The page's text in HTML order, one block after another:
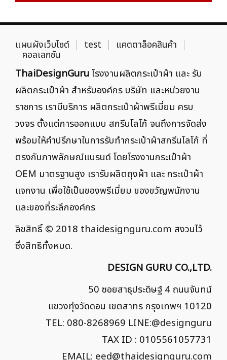
แผนผังเว็บไซต์ test แคตตาล็อคสินค้า
คอลเลกชัน
ThaiDesignGuruโรงงานผลิตกระเป๋าผ้า และ รับ
ผลิตกระเป๋าผ้า สำหรับองค์กร บริษัท และหน่วยงาน
ราชการ เรามีบริการ ผลิตกระเป๋าผ้าพรีเมี่ยม ครบ
วงจร ตั้งแต่การออกแบบ สกรีนโลโก้ จนถึงการจัดส่ง
พร้อมให้คำปรึกษาในการรับทำกระเป๋าผ้าสกรีนโลโก้ ที่
ตรงกับภาพลักษณ์แบรนด์ โดยโรงงานกระเป๋าผ้า
OEM มาตรฐานสูง เรารับผลิตถุงผ้า และ กระเป๋าผ้า
แจกงาน เพื่อใช้เป็นของพรีเมี่ยม ของขวัญพนักงาน
และของที่ระลึกองค์กร
ลิขสิทธิ์ © 2018 thaidesignguru.com สงวนไว้
ซึ่งสิทธิทั้งหมด.
DESIGN GURU CO.,LTD.
50 ซอยสาธุประดิษฐ์ 4 ถนนจันทน์
แขวงทุ่งวัดดอน เขตสาทร กรุงเทพฯ 10120
TEL: 080-8268969 LINE:@designguru
TAX ID : 0105561057731
EMAIL: eed@thaidesignguru.com